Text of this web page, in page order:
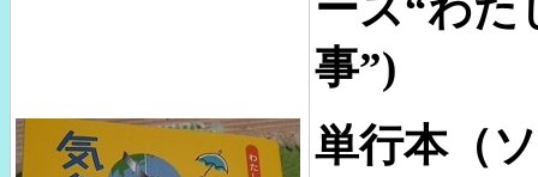
事”)
単行本（